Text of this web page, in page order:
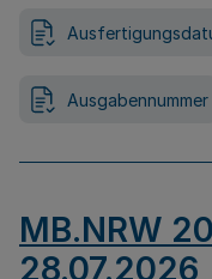
Ausgabennummer
MB.NRW
28.07.2026